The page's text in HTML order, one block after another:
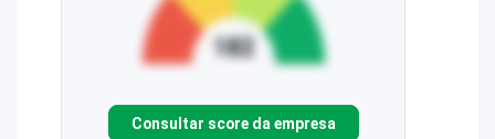
Consultar score da empresa